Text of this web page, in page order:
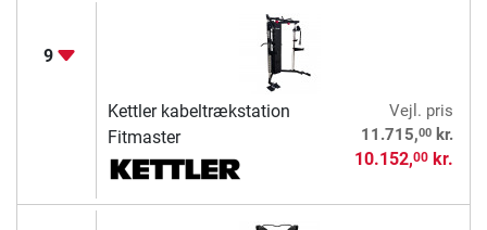
9
Kettler kabeltrækstation
Fitmaster
Vejl. pris
11.715,00kr.
10.152,00kr.